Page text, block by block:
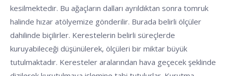
kesilmektedir. Bu ağaçların dalları ayrıldıktan sonra tomruk
halinde hızar atölyemize gönderilir. Burada belirli ölçüler
dahilinde biçilirler. Kerestelerin belirli süreçlerde
kuruyabileceği düşünülerek, ölçüleri bir miktar büyük
tutulmaktadır. Keresteler aralarından hava geçecek şeklinde